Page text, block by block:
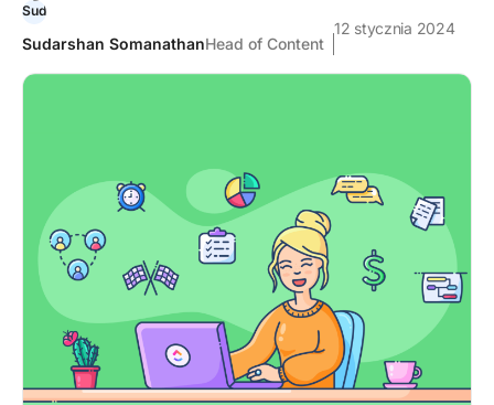
Sudarshan SomanathanHead of Content
12 stycznia 2024